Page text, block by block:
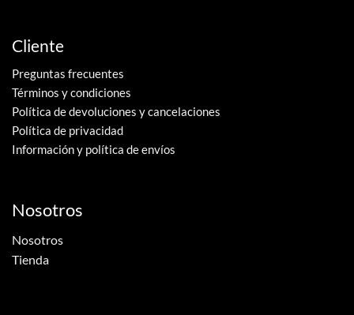
Cliente
Preguntas frecuentes
Términos y condiciones
Política de devoluciones y cancelaciones
Política de privacidad
Información y política de envíos
Nosotros
Nosotros
Tienda